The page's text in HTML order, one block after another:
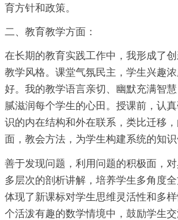
育方针和政策。
二、教育教学方面：
在长期的教育实践工作中，我形成了
教学风格。课堂气氛民主，学生兴趣
好。我的教学语言亲切、幽默充满智
腻滋润每个学生的心田。授课前，认
识的内在结构和外在联系，类比迁移
面，教会方法，为学生构建系统的知识
善于发现问题，利用问题的积极面，对
多层次的剖析讲解，培养学生多角度全
体现了新课标对学生思维灵活性和多
个活泼有趣的数学情境中，鼓励学生交